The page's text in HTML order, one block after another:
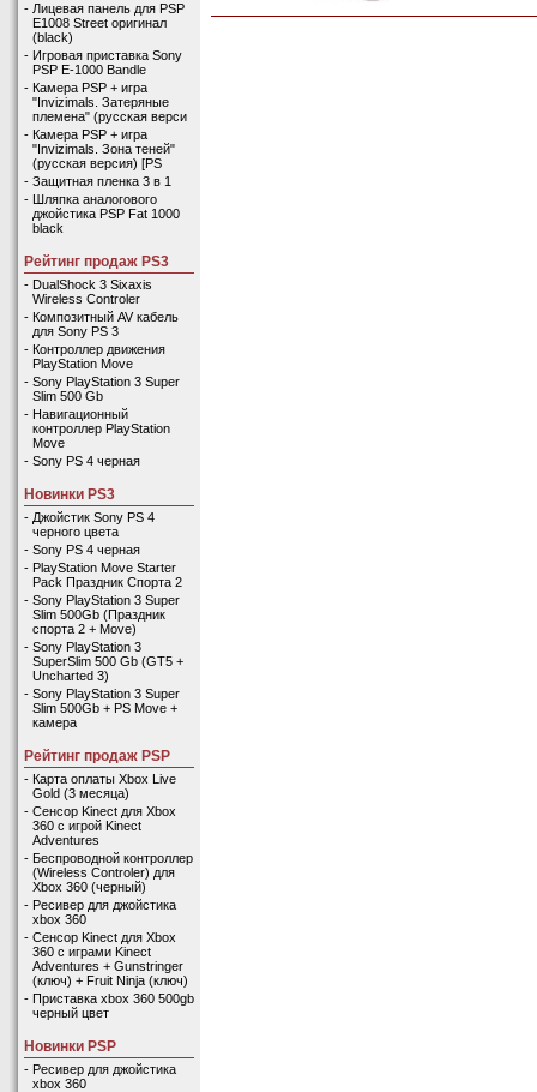
- Лицевая панель для PSP
E1008 Street оригинал
(black)
- Игровая приставка Sony
PSP E-1000 Bandle
- Камера PSP + игра
"Invizimals. Затеряные
племена" (русская верси
- Камера PSP + игра
"Invizimals. Зона теней"
(русская версия) [PS
- Защитная пленка 3 в 1
- Шляпка аналогового
джойстика PSP Fat 1000
black
Рейтинг продаж PS3
- DualShock 3 Sixaxis
Wireless Controler
- Композитный AV кабель
для Sony PS 3
- Контроллер движения
PlayStation Move
- Sony PlayStation 3 Super
Slim 500 Gb
- Навигационный
контроллер PlayStation
Move
- Sony PS 4 черная
Новинки PS3
- Джойстик Sony PS 4
черного цвета
- Sony PS 4 черная
- PlayStation Move Starter
Pack Праздник Спорта 2
- Sony PlayStation 3 Super
Slim 500Gb (Праздник
спорта 2 + Move)
- Sony PlayStation 3
SuperSlim 500 Gb (GT5 +
Uncharted 3)
- Sony PlayStation 3 Super
Slim 500Gb + PS Move +
камера
Рейтинг продаж PSP
- Карта оплаты Xbox Live
Gold (3 месяца)
- Сенсор Kinect для Xbox
360 с игрой Kinect
Adventures
- Беспроводной контроллер
(Wireless Controler) для
Xbox 360 (черный)
- Ресивер для джойстика
xbox 360
- Сенсор Kinect для Xbox
360 с играми Kinect
Adventures + Gunstringer
(ключ) + Fruit Ninja (ключ)
- Приставка xbox 360 500gb
черный цвет
Новинки PSP
- Ресивер для джойстика
xbox 360